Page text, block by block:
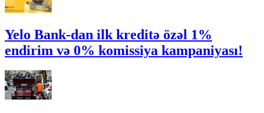
Yelo Bank-dan ilk kreditə özəl 1%
endirim və 0% komissiya kampaniyası!